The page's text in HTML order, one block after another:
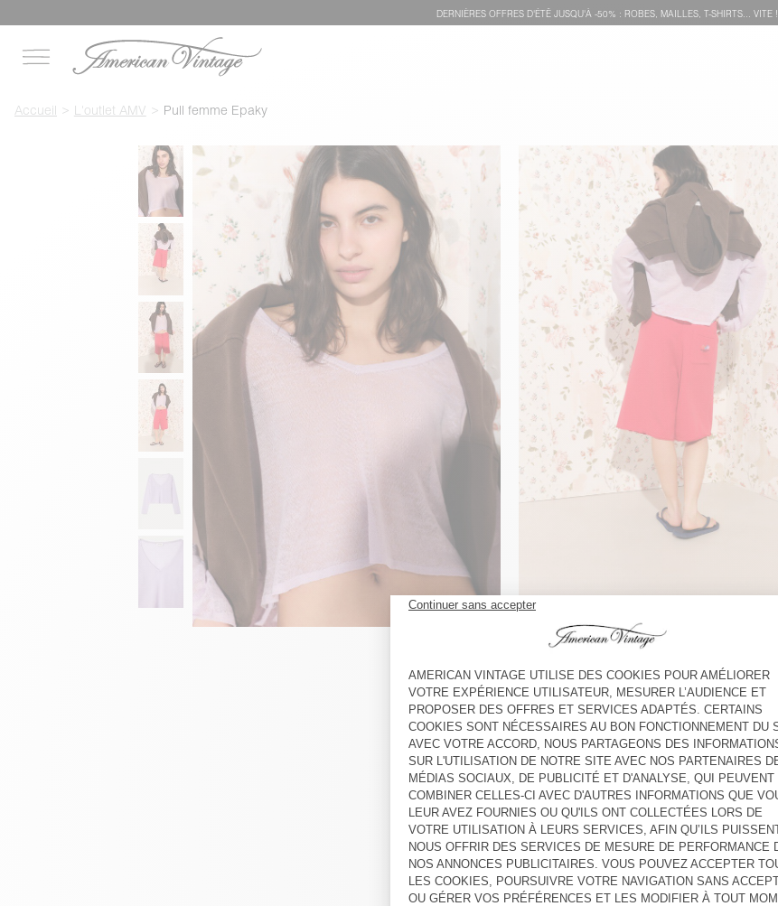
DERNIÈRES OFFRES D'ÉTÊ JUSQU'À -50% : ROBES, MAILLES, T-SHIRTS... VITE !
Accueil L'outlet AMV Pull femme Epaky